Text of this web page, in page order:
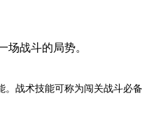
战斗的局势。
战术技能可称为闯关战斗必